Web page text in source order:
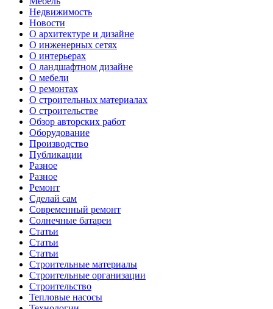
Недвижимость
Новости
О архитектуре и дизайне
О инженерных сетях
О интерьерах
О ландшафтном дизайне
О мебели
О ремонтах
О строительных материалах
О строительстве
Обзор авторских работ
Оборудование
Производство
Публикации
Разное
Разное
Ремонт
Сделай сам
Современный ремонт
Солнечные батареи
Статьи
Статьи
Статьи
Строительные материалы
Строительные организации
Строительство
Тепловые насосы